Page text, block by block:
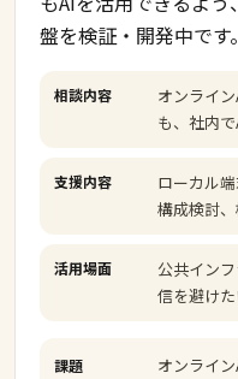
盤を検証・開発中です。
相談内容
オンライ
も、社内で
支援内容
ローカル
構成検討、
活用場面
公共イン
信を避けた
課題
オンライ